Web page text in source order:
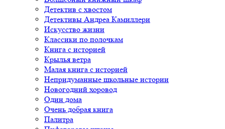
Детектив с хвостом
Детективы Андреа Камиллери
Искусство жизни
Классики по полочкам
Книга с историей
Крылья ветра
Малая книга с историей
Непридуманные школьные истории
Новогодний хоровод
Один дома
Очень добрая книга
Палитра